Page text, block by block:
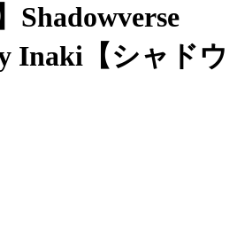
Shadowverse
Inaki【シャドウ